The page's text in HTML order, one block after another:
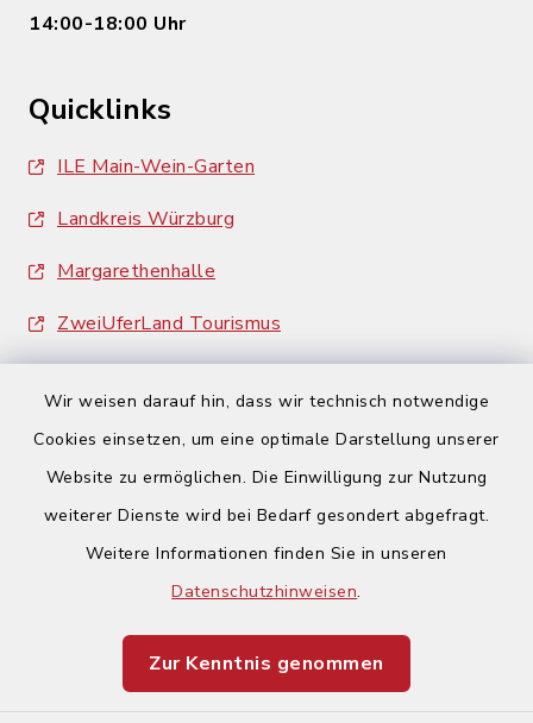
Wir weisen darauf hin, dass wir technisch notwendige
Cookies einsetzen, um eine optimale Darstellung unserer
Website zu ermöglichen. Die Einwilligung zur Nutzung
weiterer Dienste wird bei Bedarf gesondert abgefragt.
Weitere Informationen finden Sie in unseren
Datenschutzhinweisen.
Zur Kenntnis genommen
14:00-18:00 Uhr
Quicklinks
ILE Main-Wein-Garten
Landkreis Würzburg
Margarethenhalle
ZweiUferLand Tourismus
Barrierefreiheit
Impressum